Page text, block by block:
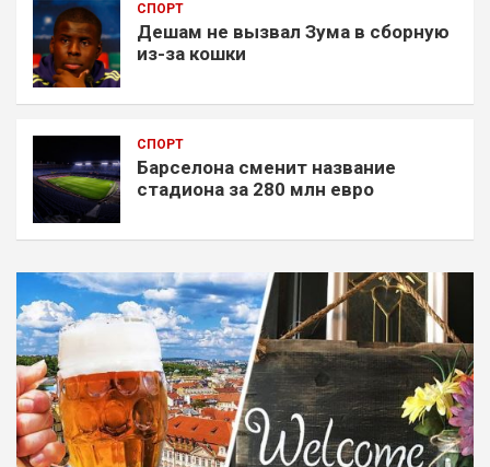
СПОРТ
Дешам не вызвал Зума в сборную
из-за кошки
СПОРТ
Барселона сменит название
стадиона за 280 млн евро